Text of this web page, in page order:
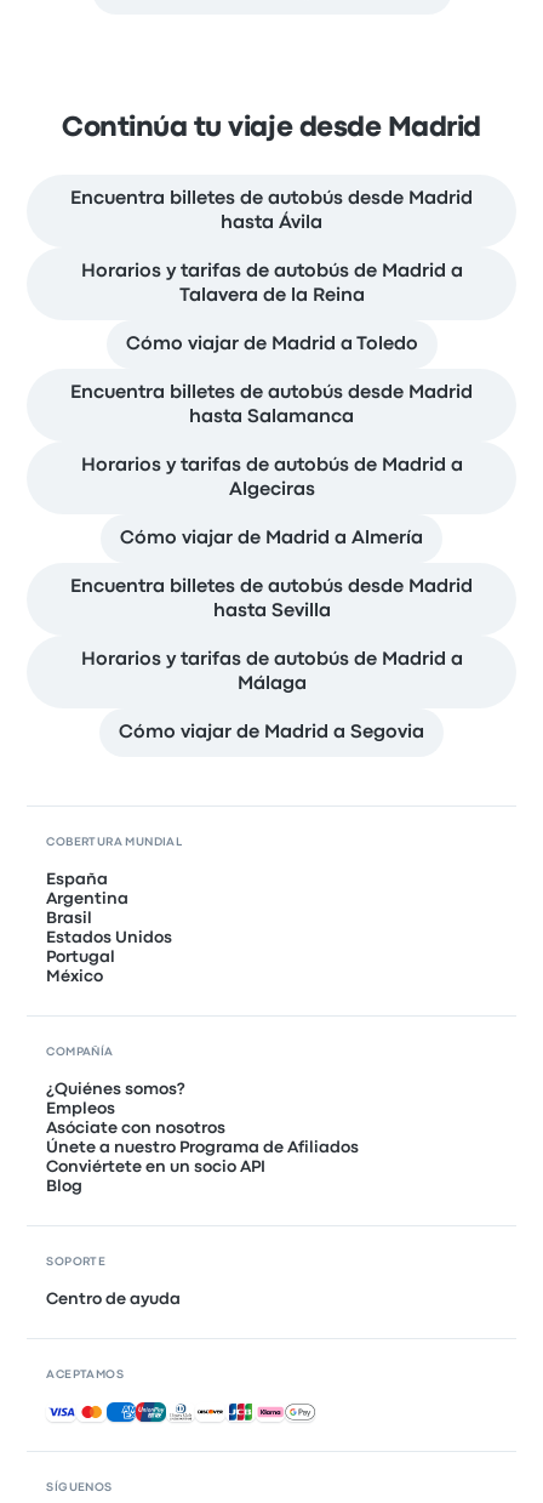
Continúa tu viaje desde Madrid
Encuentra billetes de autobús desde Madrid
hasta Ávila
Horarios y tarifas de autobús de Madrid a
Talavera de la Reina
Cómo viajar de Madrid a Toledo
Encuentra billetes de autobús desde Madrid
hasta Salamanca
Horarios y tarifas de autobús de Madrid a
Algeciras
Cómo viajar de Madrid a Almería
Encuentra billetes de autobús desde Madrid
hasta Sevilla
Horarios y tarifas de autobús de Madrid a
Málaga
Cómo viajar de Madrid a Segovia
SÍGUENOS
COBERTURA MUNDIAL
España
Argentina
Brasil
Estados Unidos
Portugal
México
COMPAÑÍA
¿Quiénes somos?
Empleos
Asóciate con nosotros
Únete a nuestro Programa de Afiliados
Conviértete en un socio API
Blog
SOPORTE
Centro de ayuda
ACEPTAMOS
Pagos aceptados